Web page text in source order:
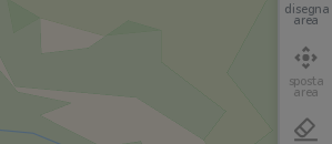
disegna
area
sposta
area